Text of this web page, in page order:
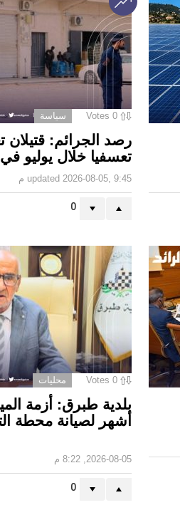
0
Votes سياسة
تعسفيا خلال يوليو في
updated 2026-08-05, 9:45 م
0
0
Votes محليات
أشهر لصيانة محطة
2026-08-05, 8:22 م
0